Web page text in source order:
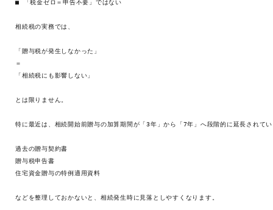
■ 「税金ゼロ＝申告不要」ではない
相続税の実務では、
「贈与税が発生しなかった」
＝
「相続税にも影響しない」
とは限りません。
特に最近は、相続開始前贈与の加算期間が「3年」から「7年」へ段階的に延長されて
過去の贈与契約書
贈与税申告書
住宅資金贈与の特例適用資料
などを整理しておかないと、相続発生時に見落としやすくなります。